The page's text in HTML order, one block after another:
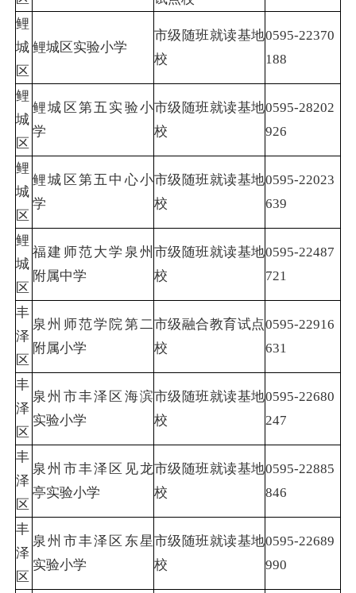
鲤
城
区
鲤城区实验小学
市级随班就读基地
校
0595-22370
188
鲤
城
区
鲤城区第五实验小
学
市级随班就读基地
校
0595-28202
926
鲤
城
区
鲤城区第五中心小
学
市级随班就读基地
校
0595-22023
639
鲤
城
区
福建师范大学泉州
附属中学
市级随班就读基地
校
0595-22487
721
丰
泽
区
泉州师范学院第二
附属小学
市级融合教育试点
校
0595-22916
631
丰
泽
区
泉州市丰泽区海滨
实验小学
市级随班就读基地
校
0595-22680
247
丰
泽
区
泉州市丰泽区见龙
亭实验小学
市级随班就读基地
校
0595-22885
846
丰
泽
区
泉州市丰泽区东星
实验小学
市级随班就读基地
校
0595-22689
990